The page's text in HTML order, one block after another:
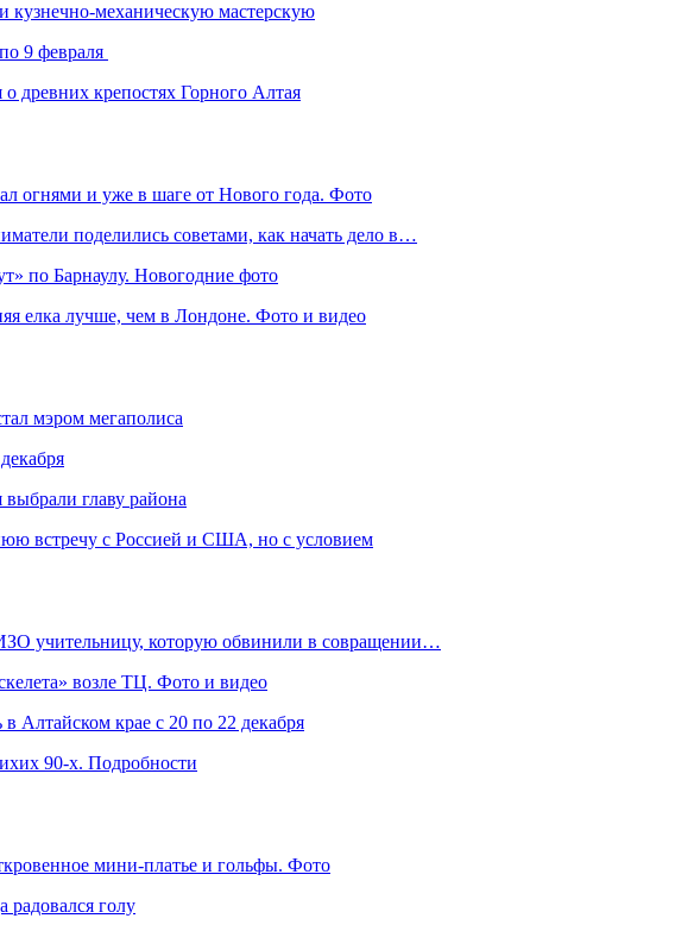
кузнечно-механическую мастерскую
9 февраля
древних крепостях Горного Алтая
огнями и уже в шаге от Нового года. Фото
поделились советами, как начать дело в…
по Барнаулу. Новогодние фото
елка лучше, чем в Лондоне. Фото и видео
мэром мегаполиса
главу района
встречу с Россией и США, но с условием
учительницу, которую обвинили в совращении…
возле ТЦ. Фото и видео
Алтайском крае с 20 по 22 декабря
90-х. Подробности
мини-платье и гольфы. Фото
радовался голу